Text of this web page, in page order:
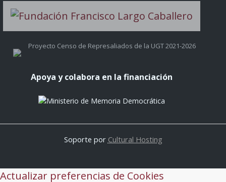
Proyecto Censo de Represaliados de la UGT 2021-2026
Apoya y colabora en la financiación
Soporte por Cultural Hosting
Actualizar preferencias de Cookies